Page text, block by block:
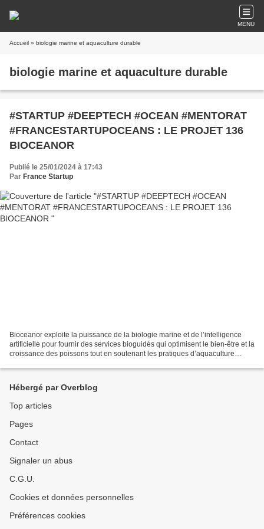
MENU
Accueil » biologie marine et aquaculture durable
biologie marine et aquaculture durable
#STARTUP #DEEPTECH #OCEAN #MENTORAT
#FRANCESTARTUPOCEANS : LE PROJET 136
BIOCEANOR
Publié le 25/01/2024 à 17:43
Par France Startup
Bioceanor exploite la puissance de la biologie marine et de l’intelligence
artificielle pour fournir des services bioguidés qui optimisent le bien-être et la
croissance des poissons tout en soutenant les pratiques d’aquaculture
Hébergé par Overblog
Top articles
Pages
Contact
Signaler un abus
C.G.U.
Cookies et données personnelles
Préférences cookies